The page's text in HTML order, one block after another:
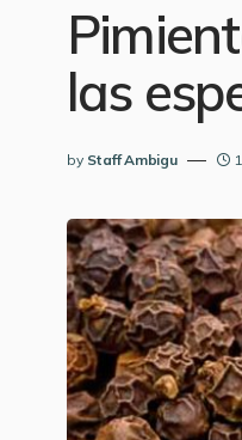
las
by Staff Ambigu